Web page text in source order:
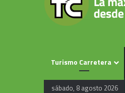
Turismo Carretera
sábado, 8 agosto 2026